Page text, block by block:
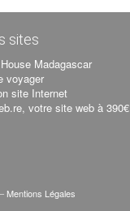
sites
Madagascar
voyager
site Internet
votre site web à 390€
– Mentions Légales